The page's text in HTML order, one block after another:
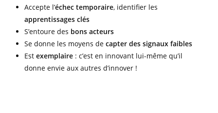
Accepte l’échec temporaire, identifier les
apprentissages clés
S’entoure des bons acteurs
Se donne les moyens de capter des signaux faibles
Est exemplaire : c’est en innovant lui-même qu’il
donne envie aux autres d’innover !